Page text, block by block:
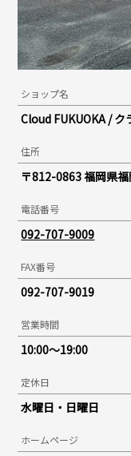
ショップ名
Cloud FUKUOKA / ク
住所
〒812-0863 福岡県
電話番号
092-707-9009
FAX番号
092-707-9019
営業時間
10:00～19:00
定休日
水曜日・日曜日
ホームページ